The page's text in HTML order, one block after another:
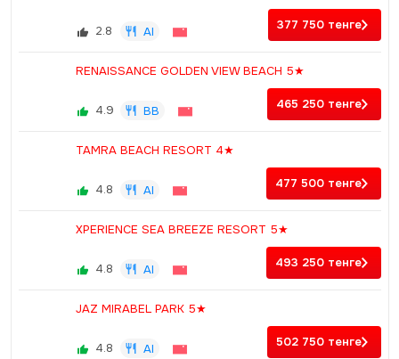
2.8 AI 377 750 тенге
RENAISSANCE GOLDEN VIEW BEACH 5★
4.9 BB 465 250 тенге
TAMRA BEACH RESORT 4★
4.8 AI 477 500 тенге
XPERIENCE SEA BREEZE RESORT 5★
4.8 AI 493 250 тенге
JAZ MIRABEL PARK 5★
4.8 AI 502 750 тенге